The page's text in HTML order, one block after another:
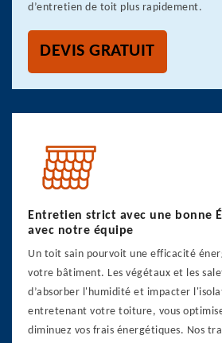
d’entretien de toit plus rapidement.
DEVIS GRATUIT
Entretien strict avec une bonne
avec notre équipe
Un toit sain pourvoit une efficacité
votre bâtiment. Les végétaux et les
d’absorber l'humidité et impacter
entretenant votre toiture, vous
diminuez vos frais énergétiques. Nos